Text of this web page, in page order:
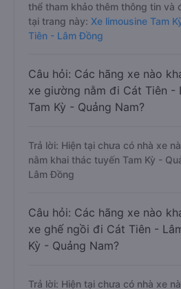
thể tham khảo thêm thông tin và
tại trang này: Xe limousine Tam
Tiên - Lâm Đồng
Câu hỏi: Các hãng xe nào
xe giường nằm đi Cát Tiên -
Tam Kỳ - Quảng Nam?
Trả lời: Hiện tại chưa có nhà xe
nằm khai thác tuyến Tam Kỳ -
Lâm Đồng
Câu hỏi: Các hãng xe nào
xe ghế ngồi đi Cát Tiên -
Kỳ - Quảng Nam?
Trả lời: Hiện tại chưa có nhà xe